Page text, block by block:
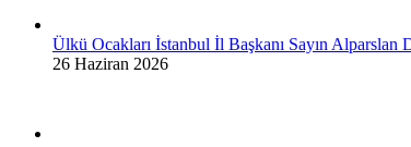
Ülkü Ocakları İstanbul İl Başkanı Sayın Alparslan
26 Haziran 2026